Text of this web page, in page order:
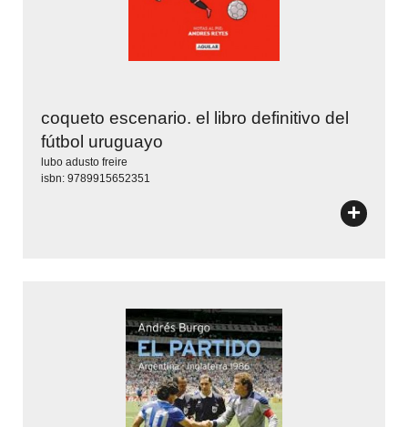
coqueto escenario. el libro definitivo del
fútbol uruguayo
lubo adusto freire
isbn: 9789915652351
+